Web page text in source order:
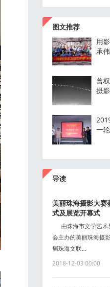
图文推荐
用
承
曾
摄
一
导读
美丽珠海摄影大赛
式及展览开幕式
由珠海市文学艺术
会主办的美丽珠海摄
届珠海文联...
2018-12-03 00:00